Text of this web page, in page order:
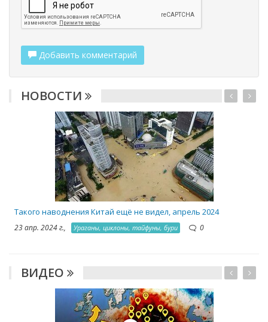
Добавить комментарий
НОВОСТИ
Такого наводнения Китай ещё не видел, апрель 2024
23 апр. 2024 г., Ураганы, циклоны, тайфуны, бури 0
ВИДЕО